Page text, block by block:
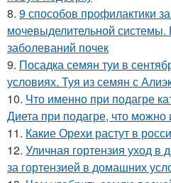
8. 9 способов профилактики
мочевыделительной
заболеваний почек
9. Посадка семян туи в
условиях. Туя из семян с
10. Что именно при подагре
Диета при подагре, что можно
11. Какие Орехи растут в
12. Уличная гортензия уход в
за гортензией в домашних